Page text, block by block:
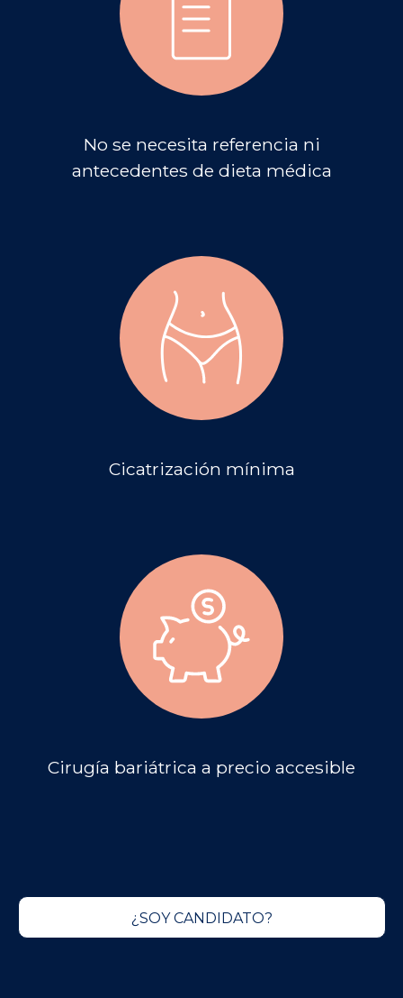
No se necesita referencia ni
antecedentes de dieta médica
Cicatrización mínima
Cirugía bariátrica a precio accesible
¿SOY CANDIDATO?